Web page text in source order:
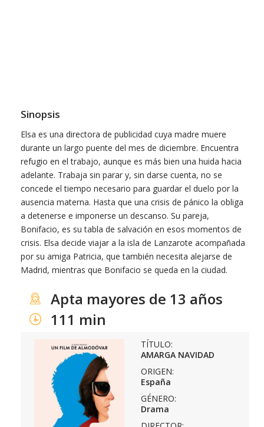
Sinopsis
Elsa es una directora de publicidad cuya madre muere
durante un largo puente del mes de diciembre. Encuentra
refugio en el trabajo, aunque es más bien una huida hacia
adelante. Trabaja sin parar y, sin darse cuenta, no se
concede el tiempo necesario para guardar el duelo por la
ausencia materna. Hasta que una crisis de pánico la obliga
a detenerse e imponerse un descanso. Su pareja,
Bonifacio, es su tabla de salvación en esos momentos de
crisis. Elsa decide viajar a la isla de Lanzarote acompañada
por su amiga Patricia, que también necesita alejarse de
Madrid, mientras que Bonifacio se queda en la ciudad.
Apta mayores de 13 años
111 min
TÍTULO:
AMARGA NAVIDAD
ORIGEN:
España
GÉNERO:
Drama